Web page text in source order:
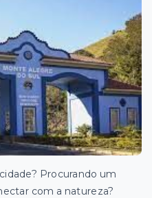
Procurando um
com a natureza?